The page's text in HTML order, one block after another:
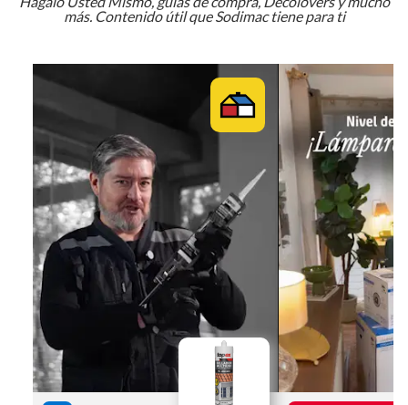
más. Contenido útil que Sodimac tiene para ti